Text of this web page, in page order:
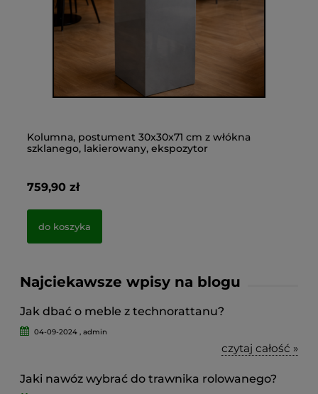
Kolumna, postument 30x30x71 cm z włókna
szklanego, lakierowany, ekspozytor
759,90 zł
do koszyka
Najciekawsze wpisy na blogu
Jak dbać o meble z technorattanu?
04-09-2024 , admin
czytaj całość »
Jaki nawóz wybrać do trawnika rolowanego?